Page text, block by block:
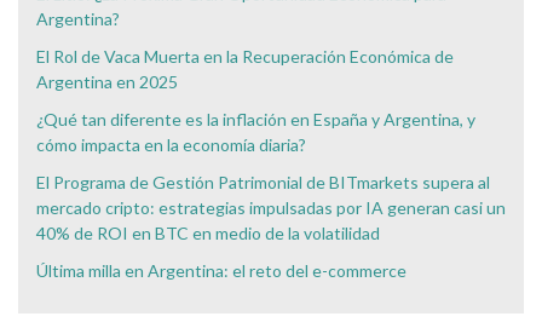
Argentina?
El Rol de Vaca Muerta en la Recuperación Económica de
Argentina en 2025
¿Qué tan diferente es la inflación en España y Argentina, y
cómo impacta en la economía diaria?
El Programa de Gestión Patrimonial de BITmarkets supera al
mercado cripto: estrategias impulsadas por IA generan casi un
40% de ROI en BTC en medio de la volatilidad
Última milla en Argentina: el reto del e-commerce